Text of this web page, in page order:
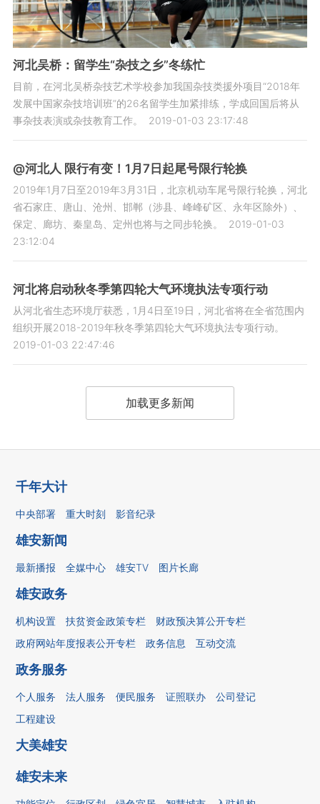
河北吴桥：留学生“杂技之乡”冬练忙
目前，在河北吴桥杂技艺术学校参加我国杂技类援外项目“2018年
发展中国家杂技培训班”的26名留学生加紧排练，学成回国后将从
事杂技表演或杂技教育工作。
2019-01-03 23:17:48
@河北人 限行有变！1月7日起尾号限行轮换
2019年1月7日至2019年3月31日，北京机动车尾号限行轮换，河北
省石家庄、唐山、沧州、邯郸（涉县、峰峰矿区、永年区除外）、
保定、廊坊、秦皇岛、定州也将与之同步轮换。
2019-01-03
23:12:04
河北将启动秋冬季第四轮大气环境执法专项行动
从河北省生态环境厅获悉，1月4日至19日，河北省将在全省范围内
组织开展2018-2019年秋冬季第四轮大气环境执法专项行动。
2019-01-03 22:47:46
加载更多新闻
千年大计
中央部署 重大时刻 影音纪录
雄安新闻
最新播报 全媒中心 雄安TV 图片长廊
雄安政务
机构设置 扶贫资金政策专栏
财政预决算公开专栏
政府网站年度报表公开专栏
政务信息 互动交流
政务服务
个人服务 法人服务 便民服务 证照联办
公司登记
工程建设
大美雄安
雄安未来